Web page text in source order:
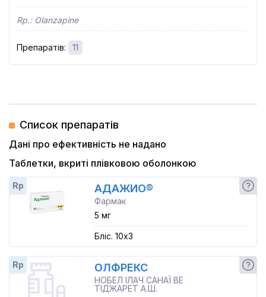
Rp.: Olanzapine
Препаратів: 11
Список препаратів
Дані про ефективність не надано
Таблетки, вкриті плівковою оболонкою
Rp АДАЖИО®
Фармак
5 мг
Бліс. 10x3
Rp ОЛФРЕКС
НОБЕЛ ІЛАЧ САНАЇ ВЕ
ТІДЖАРЕТ А.Ш.